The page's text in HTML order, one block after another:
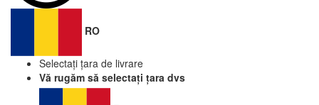
RO
Selectați țara de livrare
Vă rugăm să selectați țara dvs